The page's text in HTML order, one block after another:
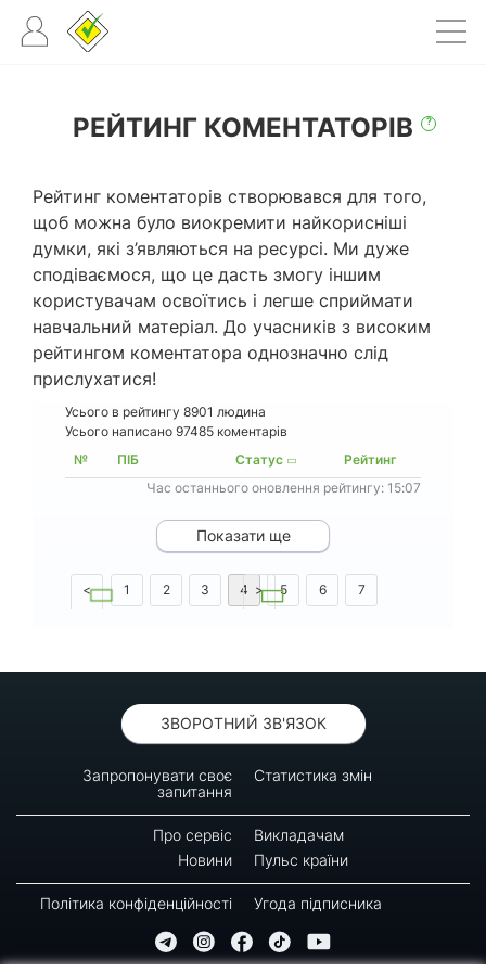
РЕЙТИНГ КОМЕНТАТОРІВ ?
Рейтинг коментаторів створювався для того,
щоб можна було виокремити найкорисніші
думки, які з’являються на ресурсі. Ми дуже
сподіваємося, що це дасть змогу іншим
користувачам освоїтись і легше сприймати
навчальний матеріал. До учасників з високим
рейтингом коментатора однозначно слід
прислухатися!
Усього в рейтингу 8901 людина
Усього написано 97485 коментарів
№
ПІБ Статус
Рейтинг
Час останнього оновлення рейтингу: 15:07
Показати ще
< 1 2 3 4 5 6 7
>
ЗВОРОТНИЙ ЗВ'ЯЗОК
Запропонувати своє
запитання
Статистика змін
Про сервіс
Викладачам
Новини
Пульс країни
Політика конфіденційності Угода підписника